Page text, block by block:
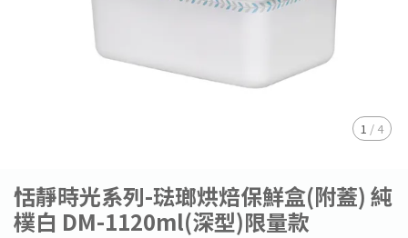
1 / 4
恬靜時光系列-琺瑯烘焙保鮮盒(附蓋) 純
樸白 DM-1120ml(深型)限量款